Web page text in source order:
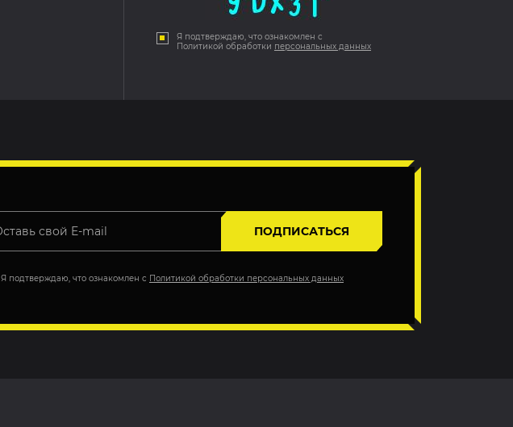
Я подтверждаю, что ознакомлен с
Политикой обработки персональных данных
ПОДПИСАТЬСЯ
Я подтверждаю, что ознакомлен с Политикой обработки персональных данных